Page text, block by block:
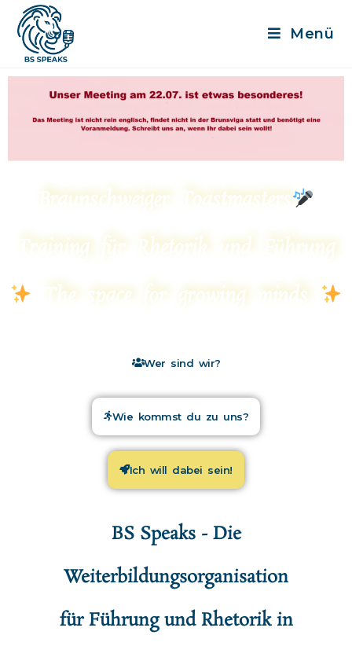
Menü
Braunschweiger Toastmasters
Training für Rhetorik und Führung
The space for growing minds
Wer sind wir?
Wie kommst du zu uns?
Ich will dabei sein!
BS Speaks - Die
Weiterbildungsorganisation
für Führung und Rhetorik in